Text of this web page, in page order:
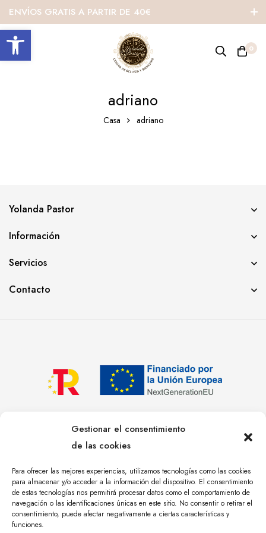
Abrir barra de herramientas
Gestionar el consentimiento
de las cookies
Para ofrecer las mejores experiencias, utilizamos tecnologías como las cookies
para almacenar y/o acceder a la información del dispositivo. El consentimiento
de estas tecnologías nos permitirá procesar datos como el comportamiento de
navegación o las identificaciones únicas en este sitio. No consentir o retirar el
consentimiento, puede afectar negativamente a ciertas características y
funciones.
ENVÍOS GRATIS A PARTIR DE 40€
0
adriano
Casa adriano
Yolanda Pastor
Información
Servicios
Contacto
RESERVADOS. DISEÑO WEB Y POSICIONAMIENTO SEO
ÁNGULO TRES
Privacidad Cookies
Más sobre cookies
Aviso Legal